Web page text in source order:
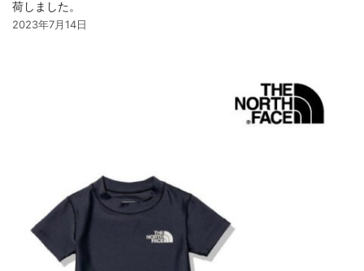
荷しました。
2023年7月14日